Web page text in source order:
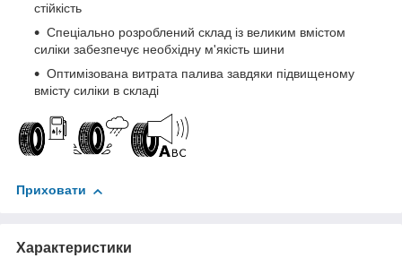
стійкість
Спеціально розроблений склад із великим вмістом
силіки забезпечує необхідну м'якість шини
Оптимізована витрата палива завдяки підвищеному
вмісту силіки в складі
Приховати
Характеристики